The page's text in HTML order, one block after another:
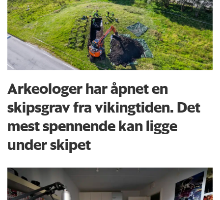
Arkeologer har åpnet en
skipsgrav fra vikingtiden. Det
mest spennende kan ligge
under skipet